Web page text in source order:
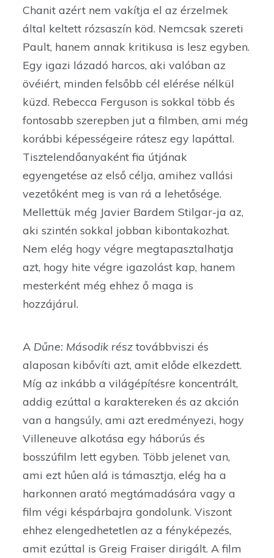
Chanit azért nem vakítja el az érzelmek
által keltett rózsaszín köd. Nemcsak szereti
Pault, hanem annak kritikusa is lesz egyben.
Egy igazi lázadó harcos, aki valóban az
övéiért, minden felsőbb cél elérése nélkül
küzd. Rebecca Ferguson is sokkal több és
fontosabb szerepben jut a filmben, ami még
korábbi képességeire rátesz egy lapáttal.
Tisztelendőanyaként fia útjának
egyengetése az első célja, amihez vallási
vezetőként meg is van rá a lehetősége.
Mellettük még Javier Bardem Stilgar-ja az,
aki szintén sokkal jobban kibontakozhat.
Nem elég hogy végre megtapasztalhatja
azt, hogy hite végre igazolást kap, hanem
mesterként még ehhez ő maga is
hozzájárul.
A Dűne: Második rész továbbviszi és
alaposan kibővíti azt, amit előde elkezdett.
Míg az inkább a világépítésre koncentrált,
addig ezúttal a karaktereken és az akción
van a hangsúly, ami azt eredményezi, hogy
Villeneuve alkotása egy háborús és
bosszúfilm lett egyben. Több jelenet van,
ami ezt hűen alá is támasztja, elég ha a
harkonnen arató megtámadására vagy a
film végi késpárbajra gondolunk. Viszont
ehhez elengedhetetlen az a fényképezés,
amit ezúttal is Greig Fraiser dirigált. A film